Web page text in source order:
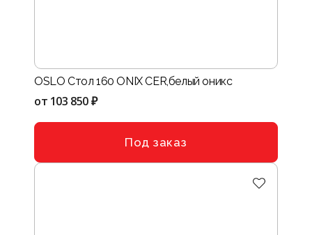
OSLO Стол 160 ONIX CER,белый оникс
от 103 850 ₽
Под заказ